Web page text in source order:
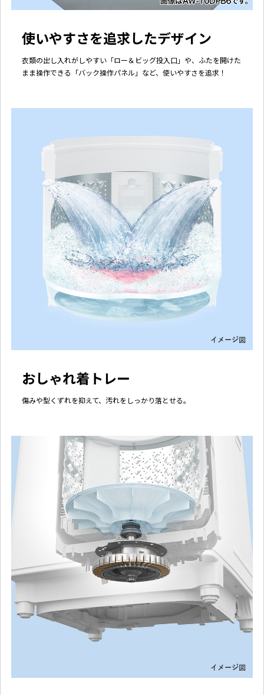
使いやすさを追求したデザイン
衣類の出し入れがしやすい「ロー＆ビッグ投入口」や、ふたを開けた
まま操作できる「バック操作パネル」など、使いやすさを追求！
おしゃれ着トレー
傷みや型くずれを抑えて、汚れをしっかり落とせる。